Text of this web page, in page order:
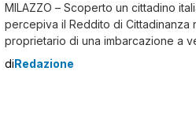
MILAZZO – Scoperto un cittadino
percepiva il Reddito di Cittadinanza
proprietario di una imbarcazione a
operata dalleFiamme Gialle della
diRedazione